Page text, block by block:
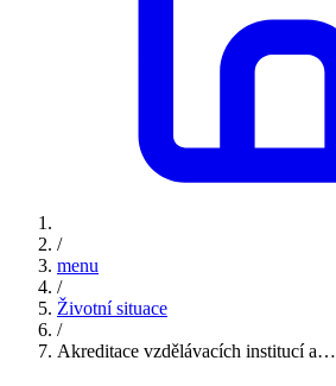
/
menu
/
Životní situace
/
Akreditace vzdělávacích institucí a…